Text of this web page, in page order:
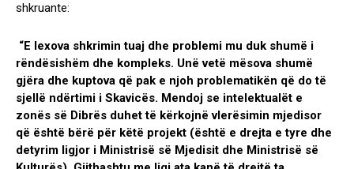
shkruante:
“E lexova shkrimin tuaj dhe problemi mu duk shumë i
rëndësishëm dhe kompleks. Unë vetë mësova shumë
gjëra dhe kuptova që pak e njoh problematikën që do të
sjellë ndërtimi i Skavicës. Mendoj se intelektualët e
zonës së Dibrës duhet të kërkojnë vlerësimin mjedisor
që është bërë për këtë projekt (është e drejta e tyre dhe
detyrim ligjor i Ministrisë së Mjedisit dhe Ministrisë së